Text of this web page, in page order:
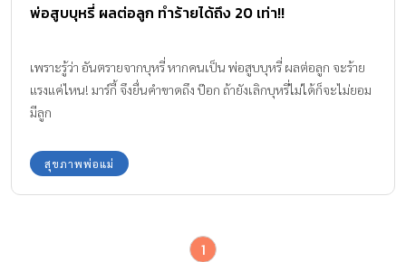
พ่อสูบบุหรี่ ผลต่อลูก ทำร้ายได้ถึง 20 เท่า!!
เพราะรู้ว่า อันตรายจากบุหรี่ หากคนเป็น พ่อสูบบุหรี่ ผลต่อลูก จะร้าย
แรงแค่ไหน! มาร์กี้ จึงยื่นคำขาดถึง ป๊อก ถ้ายังเลิกบุหรี่ไม่ได้ก็จะไม่ยอม
มีลูก
สุขภาพพ่อแม่
1